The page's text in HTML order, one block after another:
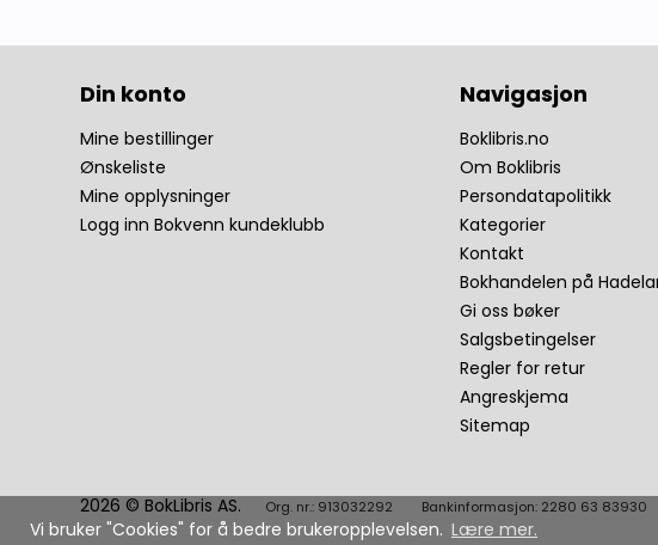
Vi bruker "Cookies" for å bedre brukeropplevelsen. Lære mer.
Din konto
Mine bestillinger
Ønskeliste
Mine opplysninger
Logg inn Bokvenn kundeklubb
Navigasjon
Boklibris.no
Om Boklibris
Persondatapolitikk
Kategorier
Kontakt
Bokhandelen på
Gi oss bøker
Salgsbetingelser
Regler for retur
Angreskjema
Sitemap
2026 © BokLibris AS. Org. nr.: 913032292 Bankinformasjon: 2280 63 83930